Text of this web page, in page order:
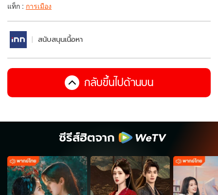
แท็ก : การเมือง
สนับสนุนเนื้อหา
กลับขึ้นไปด้านบน
ซีรีส์ฮิตจาก